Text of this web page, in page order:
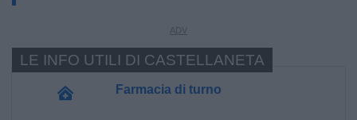
Farmacia di turno
LE INFO UTILI DI CASTELLANETA